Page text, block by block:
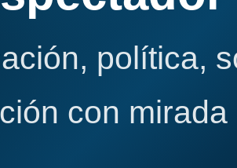
política,
con